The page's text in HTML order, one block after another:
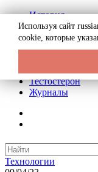
История
Биография
Криминал
Реклама на
Тестостерон
Журналы
Технологии
Используя сайт
cookie, которые